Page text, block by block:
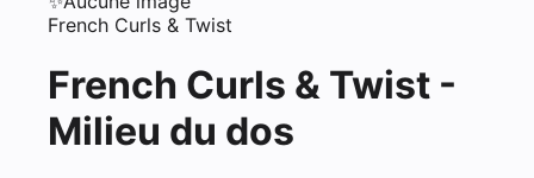
French Curls & Twist
French Curls & Twist -
Milieu du dos